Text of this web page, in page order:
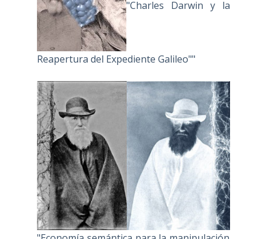
"Charles Darwin y la
Reapertura del Expediente Galileo""